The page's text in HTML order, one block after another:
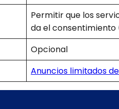
Permitir que los
da el
Opcional
Anuncios limitados